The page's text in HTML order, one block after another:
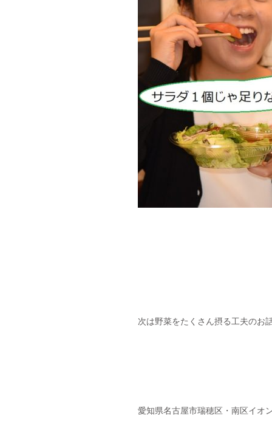
次は野菜をたくさん摂る工夫のお
愛知県名古屋市瑞穂区・南区イ